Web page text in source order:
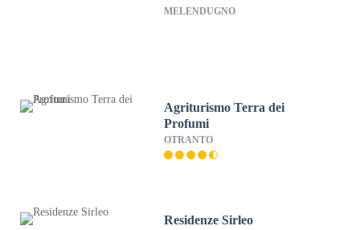
MELENDUGNO
Agriturismo Terra dei
Profumi
OTRANTO
Residenze Sirleo